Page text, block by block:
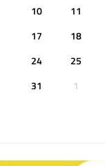
10
11
17
18
24
25
31
1